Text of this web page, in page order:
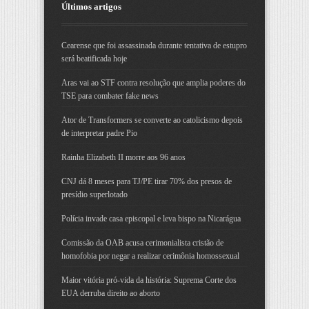
Últimos artigos
Cearense que foi assassinada durante tentativa de estupro
será beatificada hoje
Aras vai ao STF contra resolução que amplia poderes do
TSE para combater fake news
Ator de Transformers se converte ao catolicismo depois
de interpretar padre Pio
Rainha Elizabeth II morre aos 96 anos
CNJ dá 8 meses para TJ/PE tirar 70% dos presos de
presídio superlotado
Polícia invade casa episcopal e leva bispo na Nicarágua
Comissão da OAB acusa cerimonialista cristão de
homofobia por negar a realizar cerimônia homossexual
Maior vitória pró-vida da história: Suprema Corte dos
EUA derruba direito ao aborto